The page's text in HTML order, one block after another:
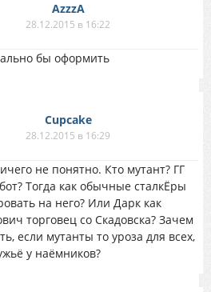
AzzzA
28.12.2015 в 16:22
бы оформить
Cupcake
28.12.2015 в 16:29
не понятно. Кто мутант? ГГ
Тогда как обычные сталкЁры
на него? Или Дарк как
торговец со Скадовска? Зачем
если мутанты то уроза для всех,
у наёмников?